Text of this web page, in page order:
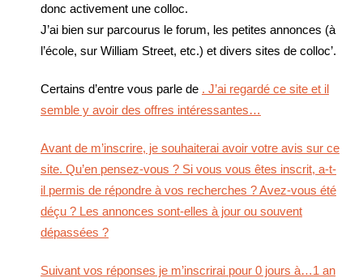
donc activement une colloc.
J’ai bien sur parcourus le forum, les petites annonces (à
l’école, sur William Street, etc.) et divers sites de colloc’.
Certains d’entre vous parle de . J’ai regardé ce site et il
semble y avoir des offres intéressantes…
Avant de m’inscrire, je souhaiterai avoir votre avis sur ce
site. Qu’en pensez-vous ? Si vous vous êtes inscrit, a-t-
il permis de répondre à vos recherches ? Avez-vous été
déçu ? Les annonces sont-elles à jour ou souvent
dépassées ?
Suivant vos réponses je m’inscrirai pour 0 jours à…1 an